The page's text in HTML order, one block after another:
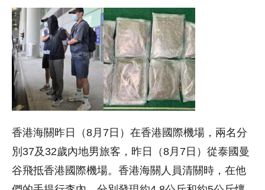
香港海關昨日（8月7日）在香港國際機場，兩名分
別37及32歲內地男旅客，昨日（8月7日）從泰國曼
谷飛抵香港國際機場。香港海關人員清關時，在他